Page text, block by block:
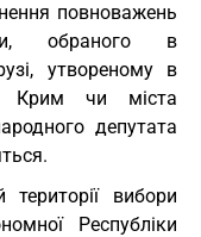
повноважень
обраного в
утвореному в
Крим чи міста
депутата
вибори
Республіки